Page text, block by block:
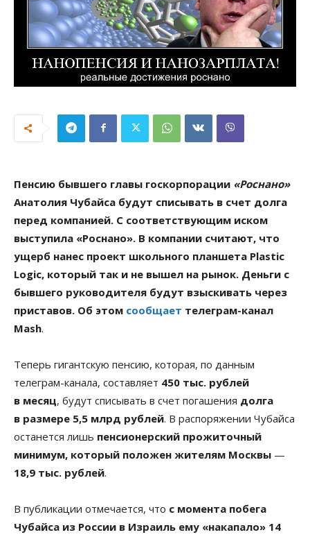
Пенсию бывшего главы госкорпорации «Роснано»
Анатолия Чубайса будут списывать в счет долга
перед компанией. С соответствующим иском
выступила «Роснано». В компании считают, что
ущерб нанес проект школьного планшета Plastic
Logic, который так и не вышел на рынок. Деньги с
бывшего руководителя будут взыскивать через
приставов. Об этом сообщает телеграм-канал
Mash.
Теперь гигантскую пенсию, которая, по данным
телеграм-канала, составляет 450 тыс. рублей
в месяц, будут списывать в счет погашения долга
в размере 5,5 млрд рублей. В распоряжении Чубайса
останется лишь пенсионерский прожиточный
минимум, который положен жителям Москвы —
18,9 тыс. рублей.
В публикации отмечается, что с момента побега
Чубайса из России в Израиль ему «накапало» 14